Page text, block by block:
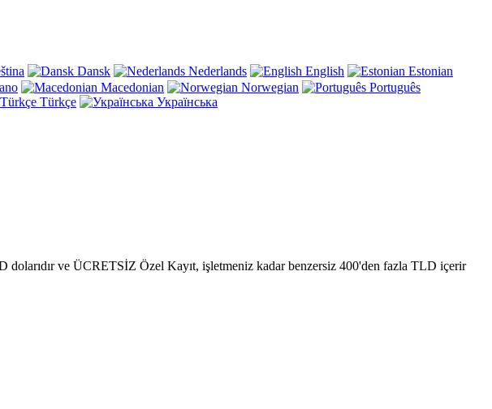
Dansk Nederlands English
Estonian
Macedonian Norwegian
Português
Türkçe Українська
dolarıdır ve ÜCRETSİZ Özel Kayıt, işletmeniz kadar benzersiz 400'den fazla TLD içerir